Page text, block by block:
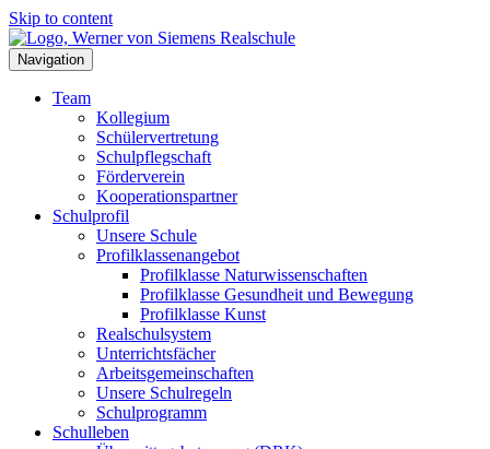
Skip to content
Navigation
Team
Kollegium
Schülervertretung
Schulpflegschaft
Förderverein
Kooperationspartner
Schulprofil
Unsere Schule
Profilklassenangebot
Profilklasse Naturwissenschaften
Profilklasse Gesundheit und Bewegung
Profilklasse Kunst
Realschulsystem
Unterrichtsfächer
Arbeitsgemeinschaften
Unsere Schulregeln
Schulprogramm
Schulleben